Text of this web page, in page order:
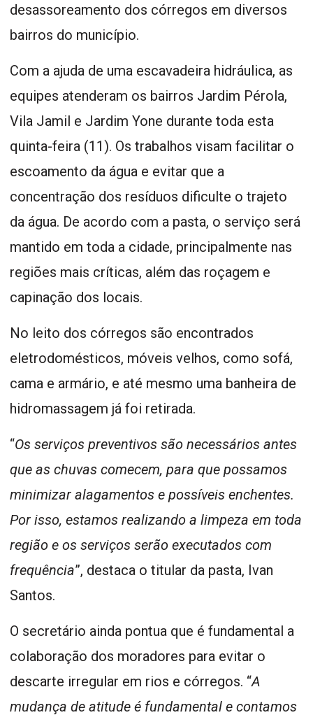
desassoreamento dos córregos em diversos
bairros do município.
Com a ajuda de uma escavadeira hidráulica, as
equipes atenderam os bairros Jardim Pérola,
Vila Jamil e Jardim Yone durante toda esta
quinta-feira (11). Os trabalhos visam facilitar o
escoamento da água e evitar que a
concentração dos resíduos dificulte o trajeto
da água. De acordo com a pasta, o serviço será
mantido em toda a cidade, principalmente nas
regiões mais críticas, além das roçagem e
capinação dos locais.
No leito dos córregos são encontrados
eletrodomésticos, móveis velhos, como sofá,
cama e armário, e até mesmo uma banheira de
hidromassagem já foi retirada.
“Os serviços preventivos são necessários antes
que as chuvas comecem, para que possamos
minimizar alagamentos e possíveis enchentes.
Por isso, estamos realizando a limpeza em toda
região e os serviços serão executados com
frequência”, destaca o titular da pasta, Ivan
Santos.
O secretário ainda pontua que é fundamental a
colaboração dos moradores para evitar o
descarte irregular em rios e córregos. “A
mudança de atitude é fundamental e contamos